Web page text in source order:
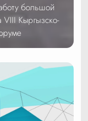
большой
VIII Кыргызско-